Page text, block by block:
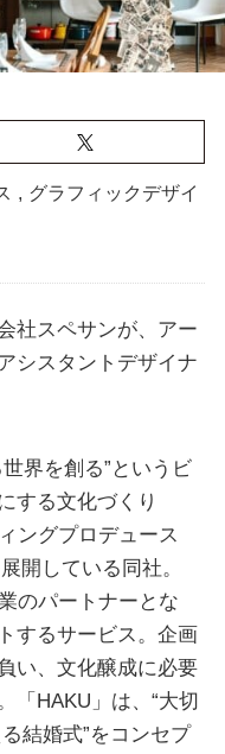
, グラフィックデザイ
社スペサンが、アー
シスタントデザイナ
界を創る”というビ
する文化づくり
ングプロデュース
開している同社。
のパートナーとな
するサービス。企画
い、文化醸成に必要
「HAKU」は、“大切
結婚式”をコンセプ